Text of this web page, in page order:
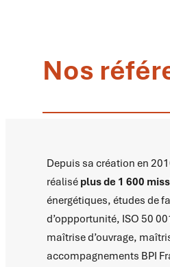
Nos
Depuis sa création en
réalisé plus de 1 600
énergétiques, études de
d’oppportunité, ISO 50
maîtrise d’ouvrage,
accompagnements BPI